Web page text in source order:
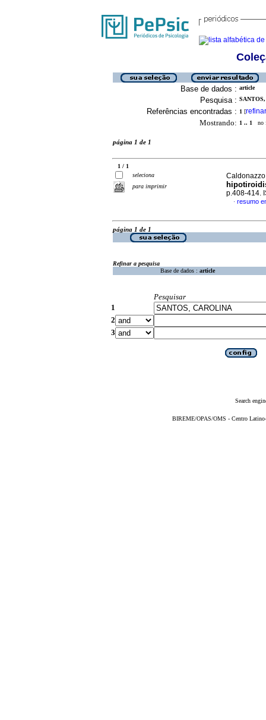
Base de dados : article
Pesquisa :
Referências encontradas : 1 [refinar
Mostrando: 1 .. 1 no
página 1 de 1
1 / 1
seleciona
para imprimir
p.408-414.
· resumo
página 1 de 1
Refinar a pesquisa
Base de dados : article
Pesquisar
1
2
3
Search
BIREME/OPAS/OMS - Centro Latino-